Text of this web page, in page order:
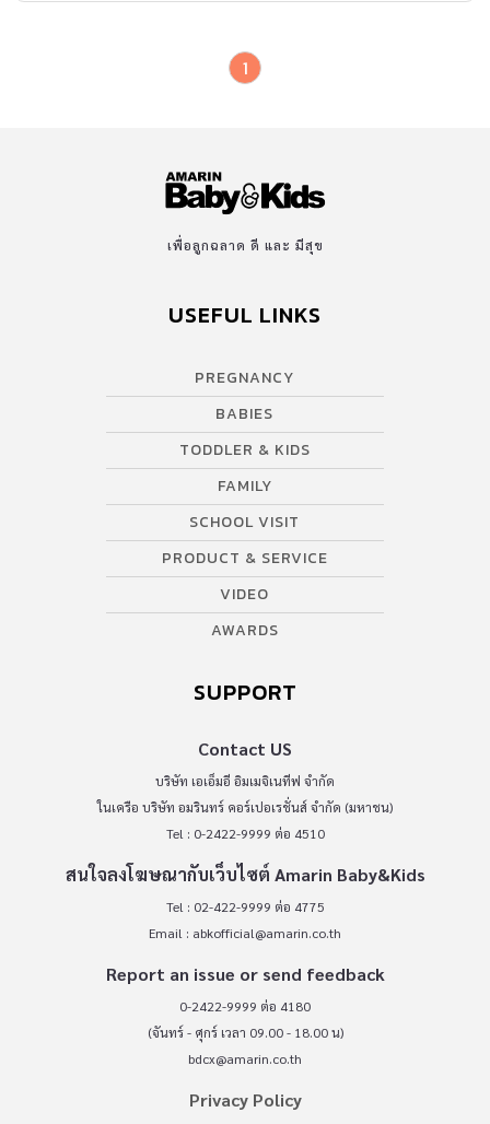
1
เพื่อลูกฉลาด ดี และ มีสุข
USEFUL LINKS
PREGNANCY
BABIES
TODDLER & KIDS
FAMILY
SCHOOL VISIT
PRODUCT & SERVICE
VIDEO
AWARDS
SUPPORT
Contact US
บริษัท เอเอ็มอี อิมเมจิเนทีฟ จำกัด
ในเครือ บริษัท อมรินทร์ คอร์เปอเรชั่นส์ จำกัด (มหาชน)
Tel : 0-2422-9999 ต่อ 4510
สนใจลงโฆษณากับเว็บไซต์ Amarin Baby&Kids
Tel : 02-422-9999 ต่อ 4775
Email : abkofficial@amarin.co.th
Report an issue or send feedback
0-2422-9999 ต่อ 4180
(จันทร์ - ศุกร์ เวลา 09.00 - 18.00 น)
bdcx@amarin.co.th
Privacy Policy